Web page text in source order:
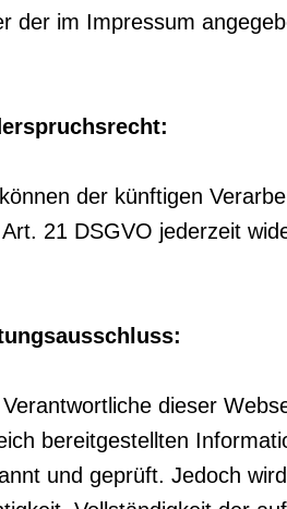
der im Impressum
der künftigen
21 DSGVO jederzeit
dieser
bereitgestellten
und geprüft. Jedoch